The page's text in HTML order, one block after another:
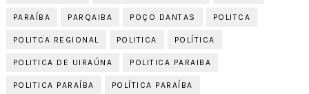
PARAÍBA PARQAIBA POÇO DANTAS POLITCA
POLITCA REGIONAL POLITICA POLÍTICA
POLITICA DE UIRAÚNA POLITICA PARAIBA
POLITICA PARAÍBA POLÍTICA PARAÍBA